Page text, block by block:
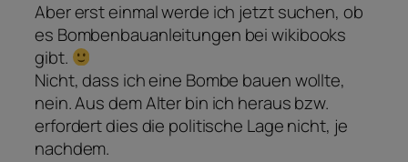
Aber erst einmal werde ich jetzt suchen, ob
es Bombenbauanleitungen bei wikibooks
gibt.
Nicht, dass ich eine Bombe bauen wollte,
nein. Aus dem Alter bin ich heraus bzw.
erfordert dies die politische Lage nicht, je
nachdem.